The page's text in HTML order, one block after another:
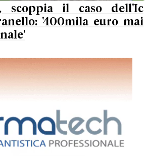
scoppia il caso dell'Ic
'400mila euro mai